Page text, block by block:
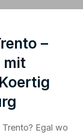
–
mit
Trento? Egal wo